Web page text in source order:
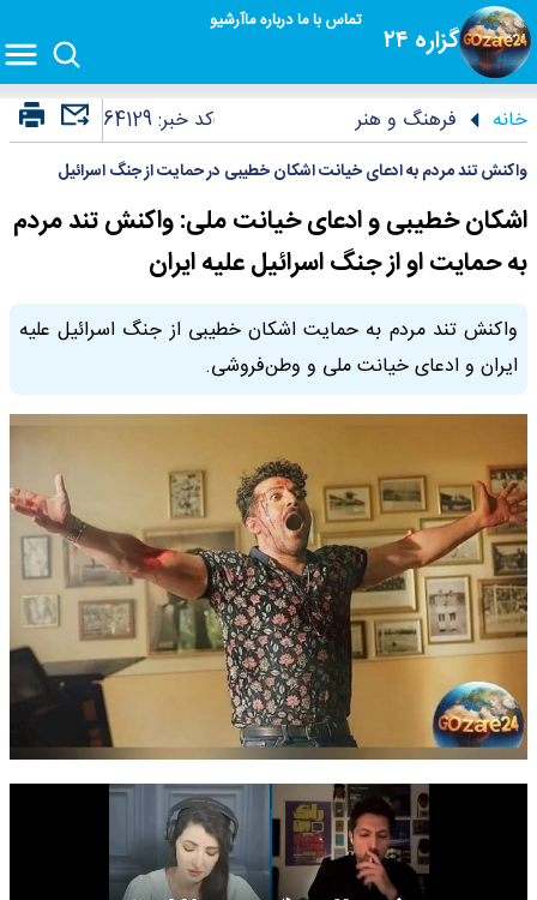
گزاره ۲۴
تماس با مادرباره ماآرشیو
خانه فرهنگ و هنر کد خبر:64129
واکنش تند مردم به ادعای خیانت اشکان خطیبی در حمایت از جنگ اسرائیل
اشکان خطیبی و ادعای خیانت ملی: واکنش تند مردم
به حمایت او از جنگ اسرائیل علیه ایران
واکنش تند مردم به حمایت اشکان خطیبی از جنگ اسرائیل علیه
ایران و ادعای خیانت ملی و وطن‌فروشی.